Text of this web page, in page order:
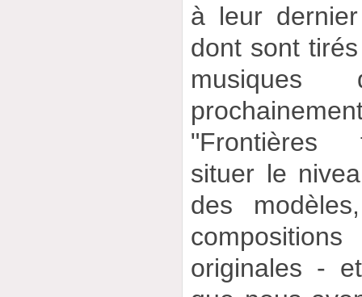
à leur
dont sont
"Frontières
situer le
des
originales -